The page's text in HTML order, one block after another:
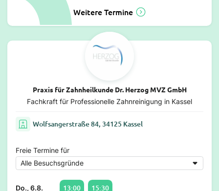
Weitere Termine
Praxis für Zahnheilkunde Dr. Herzog MVZ GmbH
Fachkraft für Professionelle Zahnreinigung in Kassel
Wolfsangerstraße 84, 34125 Kassel
Freie Termine für
Do., 6.8. 13:00 15:30